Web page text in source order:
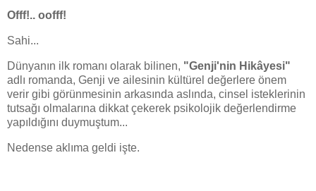
Offf!.. oofff!
Sahi...
Dünyanın ilk romanı olarak bilinen, "Genji'nin Hikâyesi"
adlı romanda, Genji ve ailesinin kültürel değerlere önem
verir gibi görünmesinin arkasında aslında, cinsel isteklerinin
tutsağı olmalarına dikkat çekerek psikolojik değerlendirme
yapıldığını duymuştum...
Nedense aklıma geldi işte.